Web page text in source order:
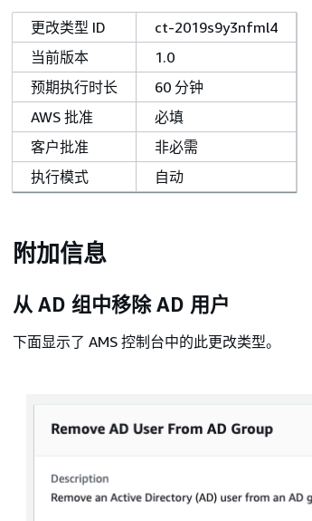
更改类型 ID
ct-2019s9y3nfml4
当前版本
1.0
预期执行时长
60 分钟
AWS 批准
必填
客户批准
非必需
执行模式
自动
附加信息
从 AD 组中移除 AD 用户
下面显示了 AMS 控制台中的此更改类型。